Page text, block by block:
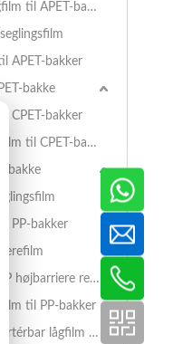
Belagt BOPET-lågfilm til APET-bakker
APET-bakker
bakke
CPET-bakker
Belagt BOPET-lågfilm til CPET-bakker
bakke
PP-bakker
AlOx PET/PA/RCPP højbarriere retortfilm til PP-bakker
til PP-bakker
PET/PA/RCPP retortérbar lågfilm til PP-bakker